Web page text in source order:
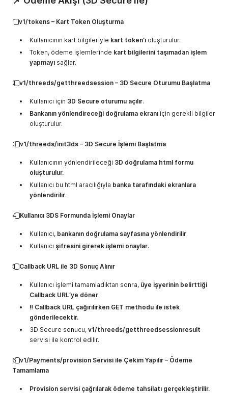
1️⃣v1/tokens – Kart Token Oluşturma
Kullanıcının kart bilgileriyle kart token’ı oluşturulur.
Token, ödeme işlemlerinde kart bilgilerini taşımadan işlem
yapmayı sağlar.
2️⃣v1/threeds/getthreedsession – 3D Secure Oturumu Başlatma
Kullanıcı için 3D Secure oturumu açılır.
Bankanın yönlendireceği doğrulama ekranı için gerekli bilgiler
oluşturulur.
3️⃣v1/threeds/init3ds – 3D Secure İşlemi Başlatma
Kullanıcının yönlendirileceği 3D doğrulama html formu
oluşturulur.
Kullanıcı bu html aracılığıyla banka tarafındaki ekranlara
yönlendirilir.
4️⃣Kullanıcı 3DS Formunda İşlemi Onaylar
Kullanıcı, bankanın doğrulama sayfasına yönlendirilir.
Kullanıcı şifresini girerek işlemi onaylar.
5️⃣Callback URL ile 3D Sonuç Alınır
Kullanıcı işlemi tamamladıktan sonra, üye işyerinin belirttiği
Callback URL’ye döner.
‼️ Callback URL çağırılırken GET methodu ile istek
gönderilecektir.
3D Secure sonucu, v1/threeds/getthreedsessionresult
servisi ile kontrol edilir.
6️⃣v1/Payments/provision Servisi ile Çekim Yapılır – Ödeme
Tamamlama
Provision servisi çağrılarak ödeme tahsilatı gerçekleştirilir.